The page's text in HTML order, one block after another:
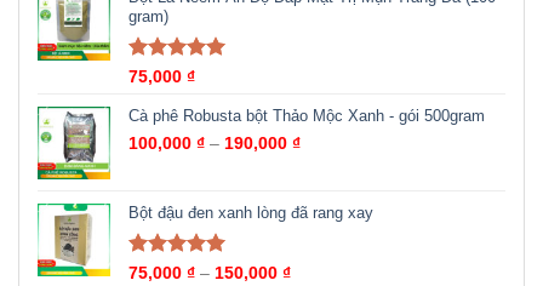
gram)
Được xếp
sao
75,000 ₫
Cà phê Robusta bột Thảo Mộc Xanh - gói 500gram
100,000 ₫ – 190,000 ₫
Bột đậu đen xanh lòng đã rang xay
Được xếp
75,000 ₫ – 150,000 ₫